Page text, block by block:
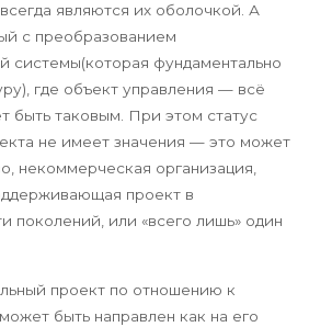
являются их оболочкой. А
с преобразованием
системы(которая фундаментально
где объект управления — всё
быть таковым. При этом статус
не имеет значения — это может
некоммерческая организация,
проект в
поколений, или «всего лишь» один
проект по отношению к
быть направлен как на его